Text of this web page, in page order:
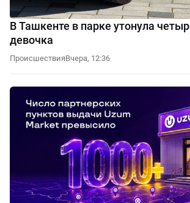
В Ташкенте в парке утонула
девочка
ПроисшествияВчера, 12:36